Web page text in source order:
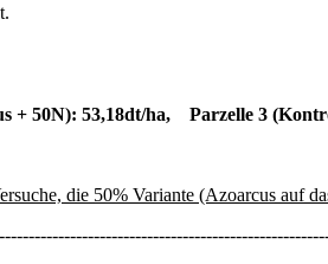
+ 50N): 53,18dt/ha, Parzelle 3
die 50% Variante (Azoarcus auf